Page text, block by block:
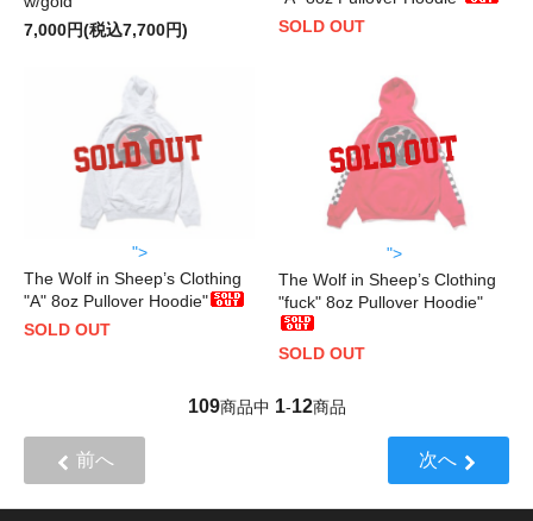
7,000円(税込7,700円)
SOLD OUT
">
The Wolf in Sheep’s Clothing
"A" 8oz Pullover Hoodie"
SOLD OUT
">
The Wolf in Sheep’s Clothing
"fuck" 8oz Pullover Hoodie"
SOLD OUT
109商品中 1-12商品
前へ 次へ